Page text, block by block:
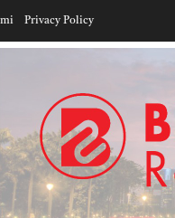
Privacy Policy